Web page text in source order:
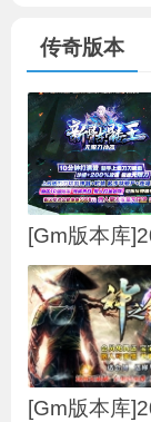
传奇版本
[Gm版本库
[Gm版本库